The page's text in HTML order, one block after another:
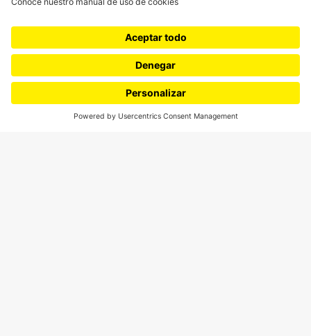
Ediciones especiales
Proyectos 070
SÍGUENOS